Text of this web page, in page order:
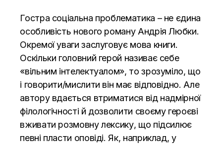
Гостра соціальна проблематика – не єдина
особливість нового роману Андрія Любки.
Окремої уваги заслуговує мова книги.
Оскільки головний герой називає себе
«вільним інтелектуалом», то зрозуміло, що
і говорити/мислити він має відповідно. Але
автору вдається втриматися від надмірної
філологічності й дозволити своєму героєві
вживати розмовну лексику, що підсилює
певні пласти оповіді. Як, наприклад, у